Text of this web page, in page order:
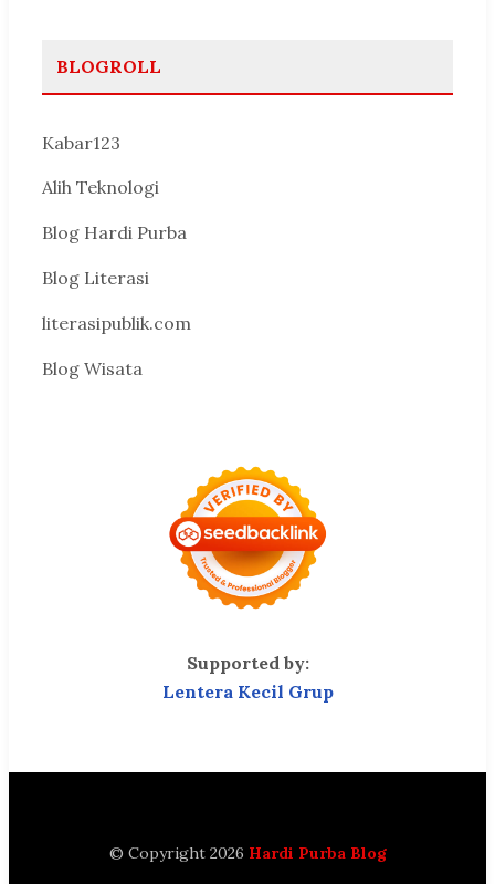
BLOGROLL
Kabar123
Alih Teknologi
Blog Hardi Purba
Blog Literasi
literasipublik.com
Blog Wisata
Supported by:
Lentera Kecil Grup
© Copyright 2026 Hardi Purba Blog